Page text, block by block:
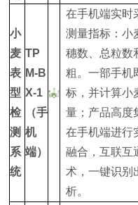
小
麦
表
型
检
测
系
统
TP
M-B
X-1
（手
机
端）
在手机端实时
测量指标：小
穗数、总粒数
粗。一部手机
标，并计算小
量；产品高度
在手机端进行
融合，互联互
术，一键识别
析。